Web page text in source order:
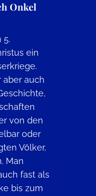
Onkel
5.
ein
aber auch
von den
oder
Völker,
Man
fast als
bis zum